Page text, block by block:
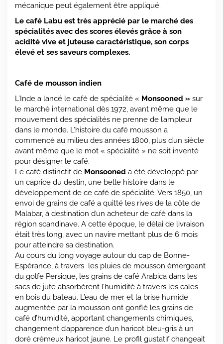
mécanique peut également être appliqué.
Le café Labu est très apprécié par le marché des
spécialités avec des scores élevés grâce à son
acidité vive et juteuse caractéristique, son corps
élevé et ses saveurs complexes.
Café de mousson indien
L’Inde a lancé le café de spécialité « Monsooned » sur
le marché international dès 1972, avant même que le
mouvement des spécialités ne prenne de l’ampleur
dans le monde. L’histoire du café mousson a
commencé au milieu des années 1800, plus d’un siècle
avant même que le mot « spécialité » ne soit inventé
pour désigner le café.
Le café distinctif de Monsooned a été développé par
un caprice du destin, une belle histoire dans le
développement de ce café de spécialité. Vers 1850, un
envoi de grains de café a quitté les rives de la côte de
Malabar, à destination d’un acheteur de café dans la
région scandinave. A cette époque, le délai de livraison
était très long, avec un navire mettant plus de 6 mois
pour atteindre sa destination.
Au cours du long voyage autour du cap de Bonne-
Espérance, à travers les pluies de mousson émergeant
du golfe Persique, les grains de café Arabica dans les
sacs de jute absorbèrent l’humidité à travers les cales
en bois du bateau. L’eau de mer et la brise humide
augmentée par la mousson ont gonflé les grains de
café d’humidité, apportant changements chimiques,
changement d’apparence d’un haricot bleu-gris à un
doré crémeux haricot jaune. Le profil gustatif changeait